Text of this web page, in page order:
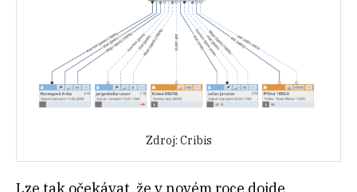
Zdroj: Cribis
Lze tak očekávat, že v novém roce dojde